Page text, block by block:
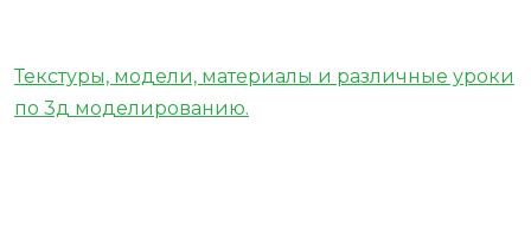
Текстуры, модели, материалы и различные уроки
по 3д моделированию.